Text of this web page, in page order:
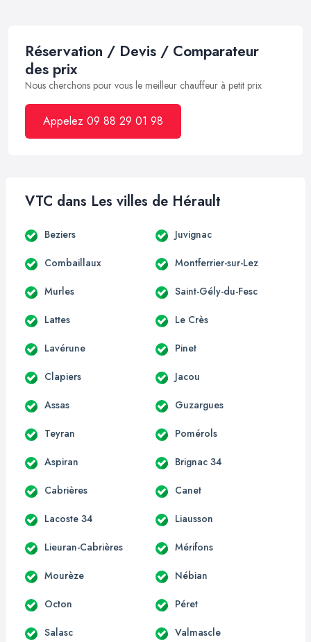
Réservation / Devis / Comparateur
des prix
Nous cherchons pour vous le meilleur chauffeur à petit prix
Appelez 09 88 29 01 98
VTC dans Les villes de Hérault
Beziers Juvignac
Combaillaux Montferrier-sur-Lez
Murles Saint-Gély-du-Fesc
Lattes Le Crès
Lavérune Pinet
Clapiers Jacou
Assas Guzargues
Teyran Pomérols
Aspiran Brignac 34
Cabrières Canet
Lacoste 34 Liausson
Lieuran-Cabrières Mérifons
Mourèze Nébian
Octon Péret
Salasc Valmascle